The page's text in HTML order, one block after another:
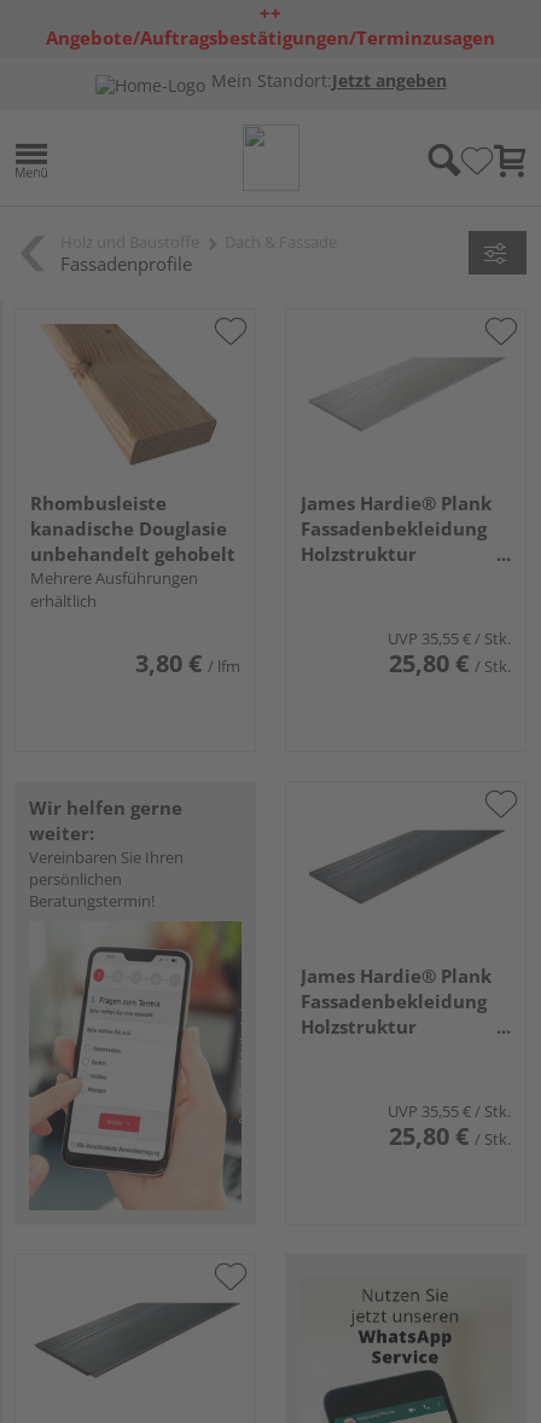
++
Angebote/Auftragsbestätigungen/Terminzusagen
Mein Standort:Jetzt angeben
Fassadenprofile
Rhombusleiste
kanadische Douglasie
unbehandelt gehobelt
Mehrere Ausführungen
erhältlich
3,80 € / lfm
James Hardie® Plank
Fassadenbekleidung
Holzstruktur
Stück/Palette
UVP 35,55 €/ Stk.
25,80 € / Stk.
Wir helfen gerne
weiter:
Vereinbaren Sie Ihren
persönlichen
Beratungstermin!
James Hardie® Plank
Fassadenbekleidung
Holzstruktur
Stück/Palette
UVP 35,55 €/ Stk.
25,80 € / Stk.